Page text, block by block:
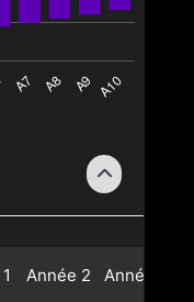
1 Année 2 Année